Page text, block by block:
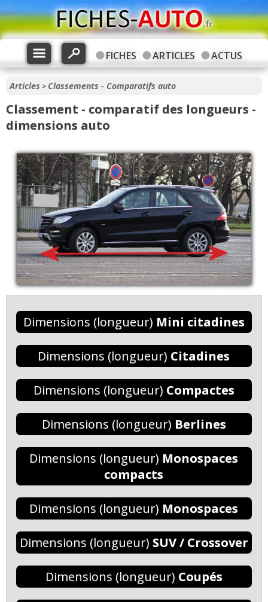
FICHES ARTICLES ACTUS
Articles > Classements - Comparatifs auto
Classement - comparatif des longueurs -
dimensions auto
Dimensions (longueur) Mini citadines
Dimensions (longueur) Citadines
Dimensions (longueur) Compactes
Dimensions (longueur) Berlines
Dimensions (longueur) Monospaces
compacts
Dimensions (longueur) Monospaces
Dimensions (longueur) SUV / Crossover
Dimensions (longueur) Coupés